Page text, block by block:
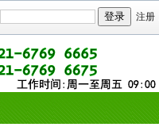
注册